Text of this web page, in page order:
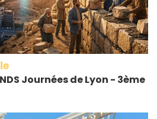
Journées de Lyon - 3ème